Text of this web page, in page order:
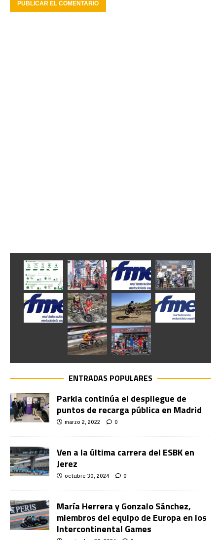
ENTRADAS POPULARES
Parkia continúa el despliegue de
puntos de recarga pública en Madrid
marzo 2, 2022 0
Ven a la última carrera del ESBK en
Jerez
octubre 30, 2024 0
María Herrera y Gonzalo Sánchez,
miembros del equipo de Europa en los
Intercontinental Games